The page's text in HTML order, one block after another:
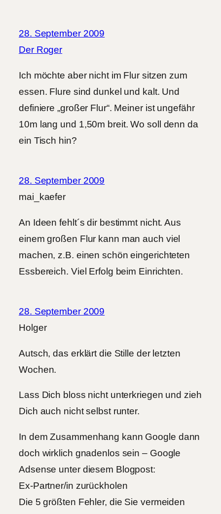
28. September 2009
Der Roger
Ich möchte aber nicht im Flur sitzen zum
essen. Flure sind dunkel und kalt. Und
definiere „großer Flur“. Meiner ist ungefähr
10m lang und 1,50m breit. Wo soll denn da
ein Tisch hin?
28. September 2009
mai_kaefer
An Ideen fehlt´s dir bestimmt nicht. Aus
einem großen Flur kann man auch viel
machen, z.B. einen schön eingerichteten
Essbereich. Viel Erfolg beim Einrichten.
28. September 2009
Holger
Autsch, das erklärt die Stille der letzten
Wochen.
Lass Dich bloss nicht unterkriegen und zieh
Dich auch nicht selbst runter.
In dem Zusammenhang kann Google dann
doch wirklich gnadenlos sein – Google
Adsense unter diesem Blogpost:
Ex-Partner/in zurückholen
Die 5 größten Fehler, die Sie vermeiden